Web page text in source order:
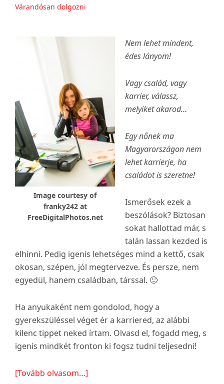
Várandósan dolgozni
Image courtesy of
franky242 at
FreeDigitalPhotos.net
Nem lehet mindent,
édes lányom!
Vagy család, vagy
karrier, válassz,
melyiket akarod…
Egy nőnek ma
Magyarországon nem
lehet karrierje, ha
családot is szeretne!
Ismerősek ezek a
beszólások? Biztosan
sokat hallottad már, s
talán lassan kezded is
elhinni. Pedig igenis lehetséges mind a kettő, csak
okosan, szépen, jól megtervezve. És persze, nem
egyedül, hanem családban, társsal. 🙂
Ha anyukaként nem gondolod, hogy a
gyerekszüléssel véget ér a karriered, az alábbi
kilenc tippet neked írtam. Olvasd el, fogadd meg, s
igenis mindkét fronton ki fogsz tudni teljesedni!
[Tovább olvasom…]